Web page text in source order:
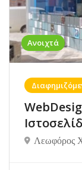
Ανοιχτά
Λεωφόρος